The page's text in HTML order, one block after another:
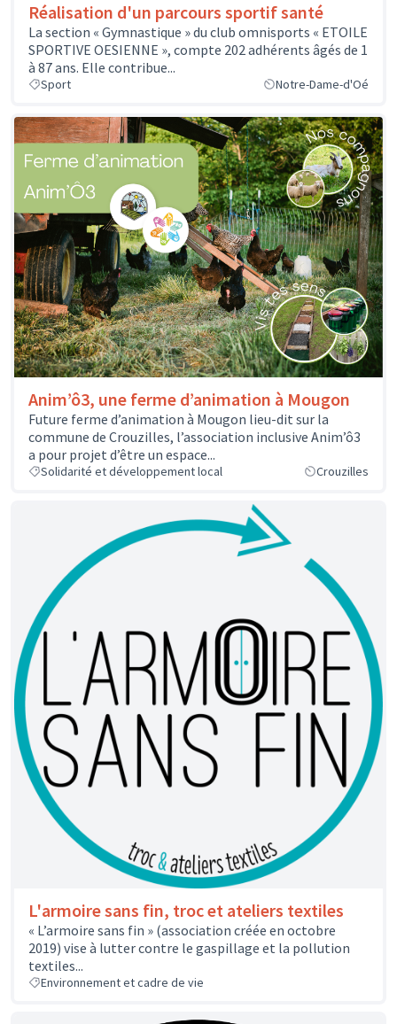
Réalisation d'un parcours sportif santé
La section « Gymnastique » du club omnisports « ETOILE
SPORTIVE OESIENNE », compte 202 adhérents âgés de 1
à 87 ans. Elle contribue...
Sport Notre-Dame-d'Oé
Anim’ô3, une ferme d’animation à Mougon
Future ferme d’animation à Mougon lieu-dit sur la
commune de Crouzilles, l’association inclusive Anim’ô3
a pour projet d’être un espace...
Solidarité et développement local Crouzilles
L'armoire sans fin, troc et ateliers textiles
« L’armoire sans fin » (association créée en octobre
2019) vise à lutter contre le gaspillage et la pollution
textiles...
Environnement et cadre de vie